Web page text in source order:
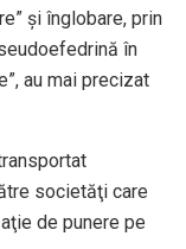
şi înglobare, prin
în
au mai precizat
societăţi care
de punere pe